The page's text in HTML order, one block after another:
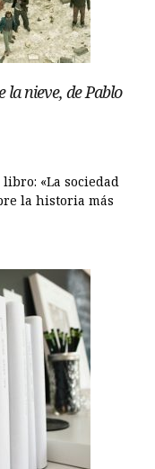
la nieve, de Pablo
«La sociedad
la historia más